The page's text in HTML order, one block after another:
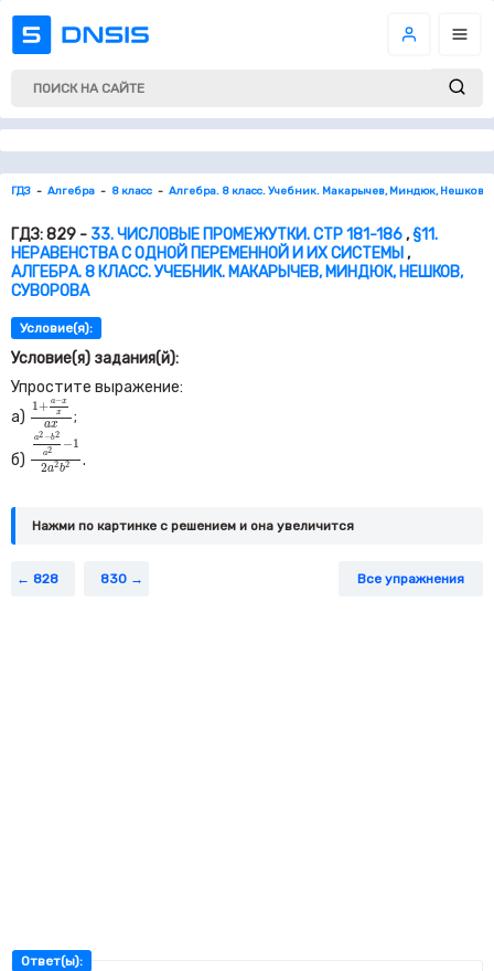
ГДЗ Алгебра 8 класс Алгебра. 8 класс. Учебник. Макарычев, Миндюк, Нешков,
ГДЗ: 829 - 33. ЧИСЛОВЫЕ ПРОМЕЖУТКИ. СТР 181-186,§11.
НЕРАВЕНСТВА С ОДНОЙ ПЕРЕМЕННОЙ И ИХ СИСТЕМЫ,
АЛГЕБРА. 8 КЛАСС. УЧЕБНИК. МАКАРЫЧЕВ, МИНДЮК, НЕШКОВ,
СУВОРОВА
Условие(я):
Условие(я) задания(й):
Упростите выражение:
а)
1+ a−x
x
ax
1+a− x x ax
;
б)
a2 −b2
a2 −1
2a2b2
a2−
.
Нажми по картинке c решением и она увеличится
828 830 Все упражнения
Ответ(ы):